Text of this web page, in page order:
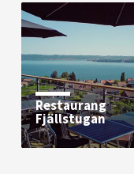
Restaurang
Fjällstugan